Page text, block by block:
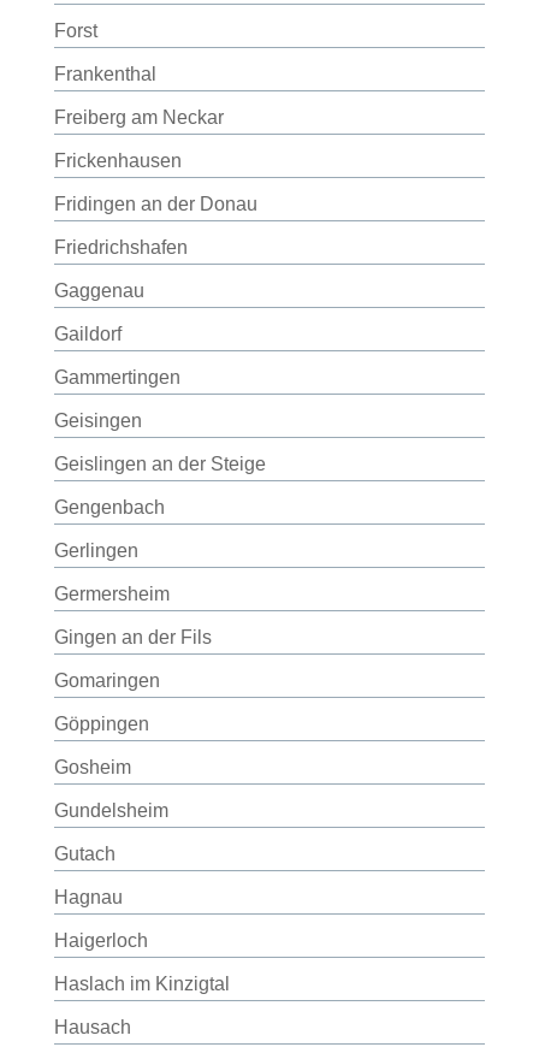
Forst
Frankenthal
Freiberg am Neckar
Frickenhausen
Fridingen an der Donau
Friedrichshafen
Gaggenau
Gaildorf
Gammertingen
Geisingen
Geislingen an der Steige
Gengenbach
Gerlingen
Germersheim
Gingen an der Fils
Gomaringen
Göppingen
Gosheim
Gundelsheim
Gutach
Hagnau
Haigerloch
Haslach im Kinzigtal
Hausach